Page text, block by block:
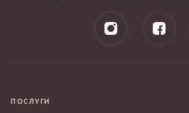
ПОСЛУГИ